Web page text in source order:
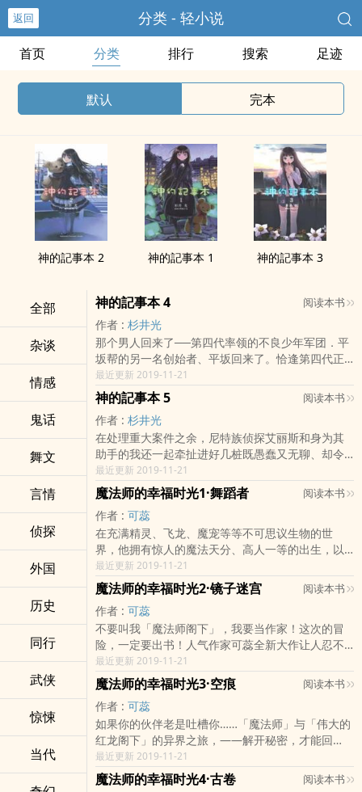
返回 分类 - 轻小说
首页 分类 排行 搜索 足迹
默认 完本
神的記事本 2 神的記事本 1 神的記事本 3
全部
杂谈
情感
鬼话
舞文
言情
侦探
外国
历史
同行
武侠
惊悚
当代
神的記事本 4 阅读本书
作者 : 杉井光
那个男人回来了──第四代率领的不良少年军团．平
坂帮的另一名创始者、平坂回来了。恰逢第四代正
在筹备音乐活动，放暑假的我也被抓去帮忙。然而
听从平坂命令的不良少年陆续前来捣乱，最后演变
成和平坂帮的全面战争。第四代绝口不提和平坂之
间发生过的不愉快，甚至拒绝我们的协助，打算独
自对抗过去的挚友。「第四代错了。我现在要打破
身为侦探的禁忌。」尼特族侦探艾丽斯挖掘出的结
果──隐藏在五年前那场悲剧背后的事实究竟为何？
渐趋白热化的NEET-TEEN STORY第4集登场！
最近更新 2019-11-21
神的記事本 5 阅读本书
作者 : 杉井光
在处理重大案件之余，尼特族侦探艾丽斯和身为其
助手的我还一起牵扯进好几桩既愚蠢又无聊、却令
人难以忘怀的纠纷之中。这次就从我们的事件簿里
摘录几则故事加以介绍──本集收录了发生在明老板
身边的偷窥狂事件「花丸拉面店汤头由来」；艾丽
斯钟爱的小酒馆遭人妨碍营业的「侦探钟爱的博
士」；将平坂帮所有笨蛋全都拖下水的绑架事件
「大笨蛋侠义入门篇」；以及全新的100页特大篇
幅、描写棒球明星赛骚动的「那年夏天的21球」。
最近更新 2019-11-21
魔法师的幸福时光1·舞蹈者 阅读本书
作者 : 可蕊
在充满精灵、飞龙、魔宠等等不可思议生物的世
界，他拥有惊人的魔法天分、高人一等的出生，以
及超级差的试炼运。舞蹈者是一条红龙。过去三百
年来，每天夕阳西下时刻，牠都会在山顶与天空之
间翩翩飞舞，从不间断。这是全大陆最美丽神秘的
奇景之一；可是没有任何人知道红龙为什么跳舞，
因为所有前去探查这个秘密的探险家，不曾有人回
来。人生志愿其实是成为全大陆第一的文学家。家
境显赫的天才「初级」魔法师依达，为了三年一度
的魔法师进阶试炼，不得不大队人马展开旅程。没
想到这一路上麻烦不断——老管家生病、精灵好友
脱队、妹妹与贵为皇太子的表哥中途「私奔」……最
后竟然还误打误撞遇上了传说中的红龙舞蹈者……
《都市妖》可蕊的奇幻新作，全新的世界观、精彩
有趣的剧情、鲜明活泼的角色描写，让人忍不住一
头栽进去的全新魔法世界。
最近更新 2019-11-21
魔法师的幸福时光2·镜子迷宫 阅读本书
作者 : 可蕊
不要叫我「魔法师阁下」，我要当作家！这次的冒
险，一定要出书！人气作家可蕊全新大作让人忍不
住一头栽进去的全新魔法世界通过试炼，伊达开始
被称作「魔法师阁下」；当然，他很不喜欢这个称
呼......「魔法师阁下」为前两次的冒险写了游记，可
是第一篇的内容没人相信，另一篇则牵涉太多历史
秘密，如果出版，出版商大概会被莫名其妙灭口
掉......结果，两本书都无法出版。而为了实现与舞蹈
者的约定，他还想出一趟远门，前往位于敌国境内
的大图书馆，调查关闭空间裂缝的方法，众人当然
最近更新 2019-11-21
魔法师的幸福时光3·空痕 阅读本书
作者 : 可蕊
如果你的伙伴老是吐槽你……「魔法师」与「伟大的
红龙阁下」的异界之旅，——解开秘密，才能回
家！既然不知道何时才能回去，那就先想想现在该
怎么生存吧！「魔法师」与「伟大的红龙阁下」无
止尽的异世界冒险之旅，即将展开……好不容易关闭
最近更新 2019-11-21
魔法师的幸福时光4·古卷 阅读本书